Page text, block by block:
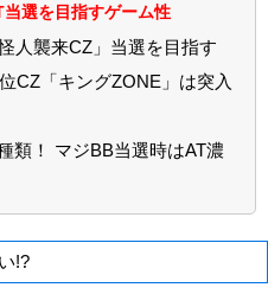
選を目指すゲーム性
人襲来CZ」当選を目指す
CZ「キングZONE」は突入
類！ マジBB当選時はAT濃
!?